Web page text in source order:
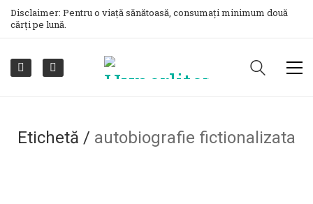
Disclaimer: Pentru o viață sănătoasă, consumați minimum două
cărți pe lună.
Etichetă / autobiografie fictionalizata